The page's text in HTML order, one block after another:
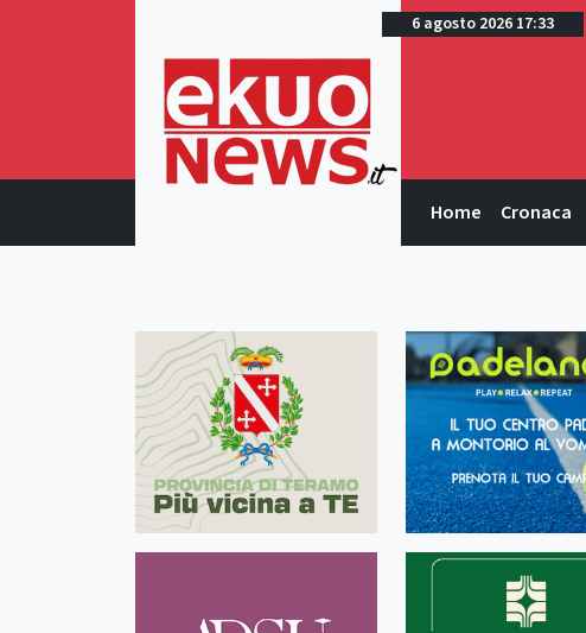
6 agosto 2026 17:33
Home Cronaca